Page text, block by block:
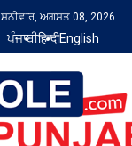
ਸ਼ਨੀਵਾਰ, ਅਗਸਤ 08, 2026
ਪੰਜਾਬੀहिन्दीEnglish